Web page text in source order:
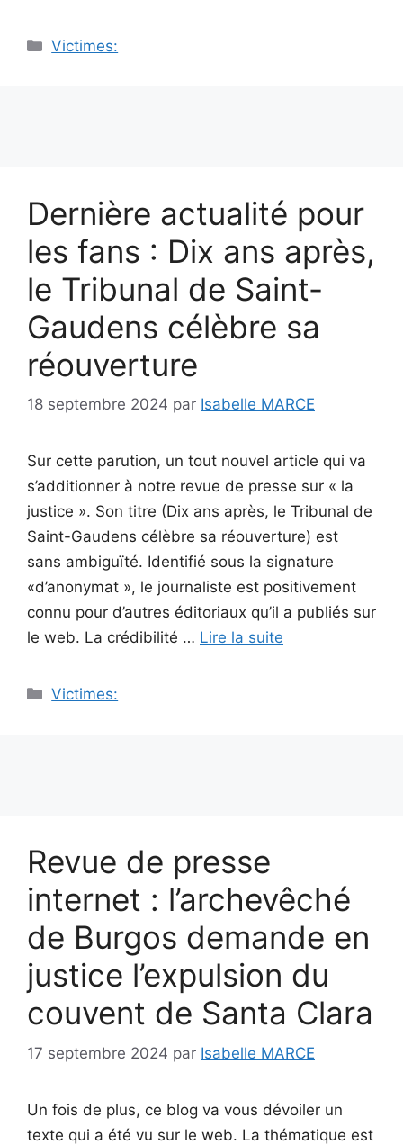
Catégories
Victimes:
Dernière actualité pour
les fans : Dix ans après,
le Tribunal de Saint-
Gaudens célèbre sa
réouverture
18 septembre 2024 par Isabelle MARCE
Sur cette parution, un tout nouvel article qui va
s’additionner à notre revue de presse sur « la
justice ». Son titre (Dix ans après, le Tribunal de
Saint-Gaudens célèbre sa réouverture) est
sans ambiguïté. Identifié sous la signature
«d’anonymat », le journaliste est positivement
connu pour d’autres éditoriaux qu’il a publiés sur
le web. La crédibilité … Lire la suite
Catégories
Victimes:
Revue de presse
internet : l’archevêché
de Burgos demande en
justice l’expulsion du
couvent de Santa Clara
17 septembre 2024 par Isabelle MARCE
Un fois de plus, ce blog va vous dévoiler un
texte qui a été vu sur le web. La thématique est